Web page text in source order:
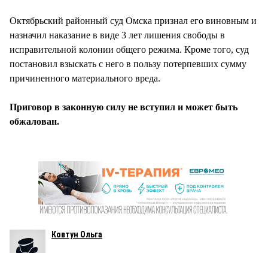
Октябрьский районный суд Омска признал его виновным и
назначил наказание в виде 3 лет лишения свободы в
исправительной колонии общего режима. Кроме того, суд
постановил взыскать с него в пользу потерпевших сумму
причиненного материального вреда.
Приговор в законную силу не вступил и может быть
обжалован.
Ковтун Ольга